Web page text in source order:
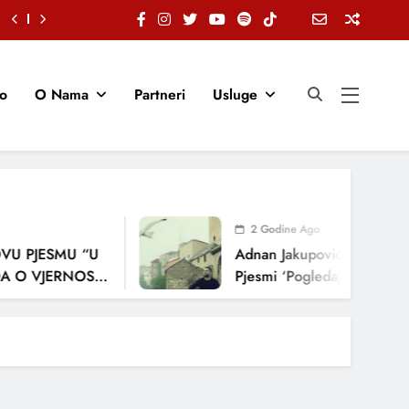
O Nama Partneri Usluge
PJESMU “U
VJERNOSTI,
2 Godine Ago
Adnan Jakupović Donosi
Pjesmi ‘Pogledaj Me’